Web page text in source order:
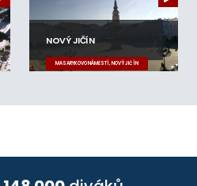
NOVÝ JIČÍN
MASARYKOVO NÁMĚSTÍ, NOVÝ JIČÍN